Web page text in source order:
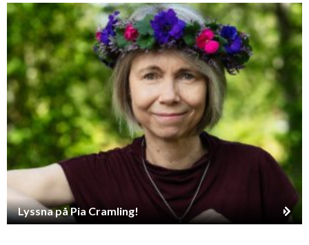
Lyssna på Pia Cramling!